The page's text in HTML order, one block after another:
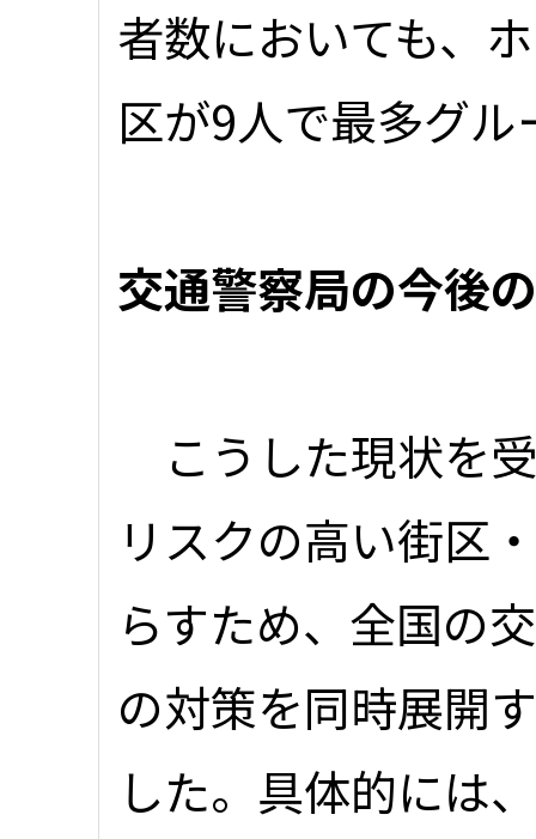
者数においても、
区が9人で最多グ
交通警察局の今後
こうした現状を
リスクの高い街区
らすため、全国の
の対策を同時展開
した。具体的には